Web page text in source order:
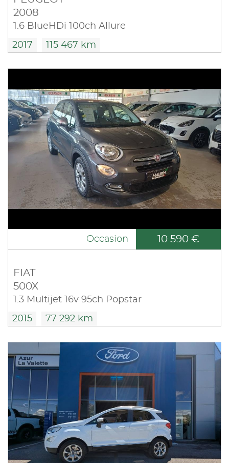
2008
1.6 BlueHDi 100ch Allure
2017 115 467 km
Occasion 10 590 €
FIAT
500X
1.3 Multijet 16v 95ch Popstar
2015 77 292 km